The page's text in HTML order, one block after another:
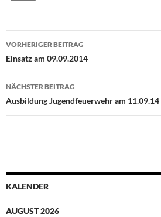
Beitragsnavigation
VORHERIGER BEITRAG
Einsatz am 09.09.2014
NÄCHSTER BEITRAG
Ausbildung Jugendfeuerwehr am 11.09.14
KALENDER
AUGUST 2026